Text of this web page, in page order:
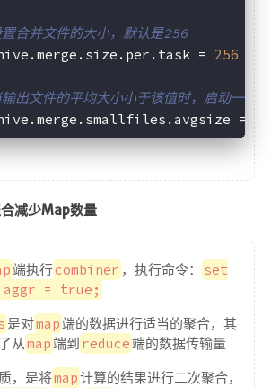
合并文件的大小，默认是256
= 256 *
出文件的平均大小小于该值时，启动一个
=
减少Map数量
端执行combiner ，执行命令：
set
= true;
是对map端的数据进行适当的聚合，其
从map端到 reduce端的数据传输量
，是将map计算的结果进行二次聚合，